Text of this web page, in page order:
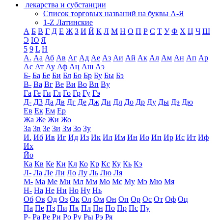
лекарства и субстанции
Список торговых названий на буквы А-Я
1-Z Латинские
А Б В Г Д Е Ж З И Й К Л М Н О П Р С Т У Ф Х Ц Ч Ш
Э Ю Я
5 9 L H
А. Аа Аб Ав Аг Ад Ае Аз Аи Ай Ак Ал Ам Ан Ап Ар
Ас Ат Ау Аф Ац Аш Аэ
Б- Ба Бе Би Бл Бо Бр Бу Бы Бэ
В- Ва Вг Ве Ви Во Вп Ву
Га Ге Ги Гл Го Гр Гу Гэ
Д- Д3 Да Дв Дг Де Дж Ди Дл До Др Ду Ды Дэ Дю
Ев Ек Ем Ер
Жа Же Жи Жо
За Зв Зе Зи Зм Зо Зу
И. Иб Ив Иг Ид Из Ик Ил Им Ин Ио Ип Ир Ис Ит Иф
Их
Йо
Ка Кв Ке Ки Кл Ко Кр Кс Ку Кь Кэ
Л- Ла Ле Ли Ло Лу Ль Лю Ля
М- Ма Ме Ми Мл Мм Мо Мс Му Мэ Мю Мя
Н- На Не Ни Но Ну Нь
Об Ов Од Оз Ок Ол Ом Он Оп Ор Ос От Оф Оц
Па Пе Пз Пи Пк Пл Пн По Пр Пс Пу
Р- Ра Ре Ри Ро Ру Ры Рэ Ря